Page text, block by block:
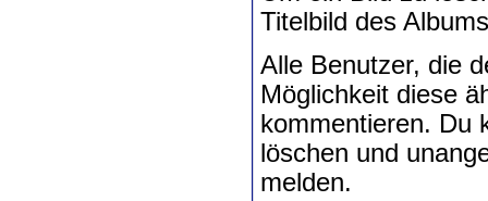
Titelbild des
Alle Benutzer, die
Möglichkeit diese
kommentieren. Du
löschen und
melden.